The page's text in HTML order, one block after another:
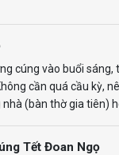
cúng vào buổi sáng,
cần quá cầu kỳ,
nhà (bàn thờ gia tiên)
Tết Đoan Ngọ